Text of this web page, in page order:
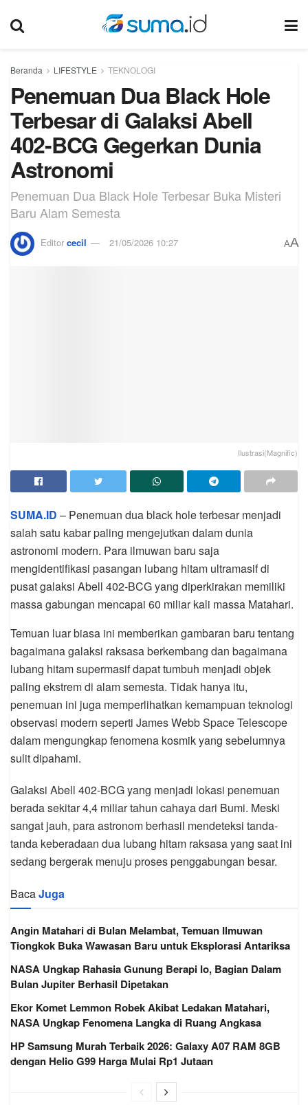
Beranda LIFESTYLE TEKNOLOGI
Penemuan Dua Black Hole
Terbesar di Galaksi Abell
402-BCG Gegerkan Dunia
Astronomi
Penemuan Dua Black Hole Terbesar Buka Misteri
Baru Alam Semesta
Editor cecil 21/05/2026 10:27 AA
Ilustrasi(Magnific)
SUMA.ID – Penemuan dua black hole terbesar menjadi
salah satu kabar paling mengejutkan dalam dunia
astronomi modern. Para ilmuwan baru saja
mengidentifikasi pasangan lubang hitam ultramasif di
pusat galaksi Abell 402-BCG yang diperkirakan memiliki
massa gabungan mencapai 60 miliar kali massa Matahari.
Temuan luar biasa ini memberikan gambaran baru tentang
bagaimana galaksi raksasa berkembang dan bagaimana
lubang hitam supermasif dapat tumbuh menjadi objek
paling ekstrem di alam semesta. Tidak hanya itu,
penemuan ini juga memperlihatkan kemampuan teknologi
observasi modern seperti James Webb Space Telescope
dalam mengungkap fenomena kosmik yang sebelumnya
sulit dipahami.
Galaksi Abell 402-BCG yang menjadi lokasi penemuan
berada sekitar 4,4 miliar tahun cahaya dari Bumi. Meski
sangat jauh, para astronom berhasil mendeteksi tanda-
tanda keberadaan dua lubang hitam raksasa yang saat ini
sedang bergerak menuju proses penggabungan besar.
BacaJuga
Angin Matahari di Bulan Melambat, Temuan Ilmuwan
Tiongkok Buka Wawasan Baru untuk Eksplorasi Antariksa
NASA Ungkap Rahasia Gunung Berapi Io, Bagian Dalam
Bulan Jupiter Berhasil Dipetakan
Ekor Komet Lemmon Robek Akibat Ledakan Matahari,
NASA Ungkap Fenomena Langka di Ruang Angkasa
HP Samsung Murah Terbaik 2026: Galaxy A07 RAM 8GB
dengan Helio G99 Harga Mulai Rp1 Jutaan